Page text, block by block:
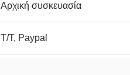
Αρχική συσκευασία
Τ/Τ, Paypal